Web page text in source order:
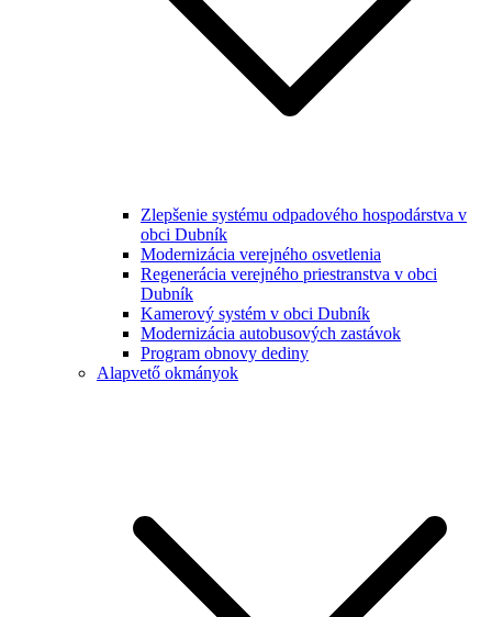
Zlepšenie systému odpadového hospodárstva v
obci Dubník
Modernizácia verejného osvetlenia
Regenerácia verejného priestranstva v obci
Dubník
Kamerový systém v obci Dubník
Modernizácia autobusových zastávok
Program obnovy dediny
Alapvető okmányok